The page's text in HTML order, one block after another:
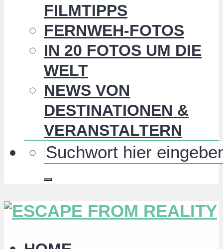
FILMTIPPS
FERNWEH-FOTOS
IN 20 FOTOS UM DIE
WELT
NEWS VON
DESTINATIONEN &
VERANSTALTERN